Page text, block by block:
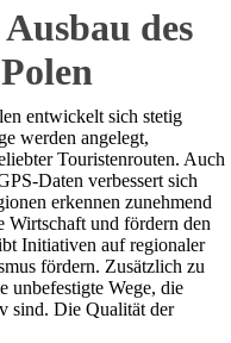
des
entwickelt sich stetig
werden angelegt,
Touristenrouten. Auch
Daten verbessert sich
erkennen zunehmend
Wirtschaft und fördern den
Initiativen auf regionaler
fördern. Zusätzlich zu
unbefestigte Wege, die
sind. Die Qualität der